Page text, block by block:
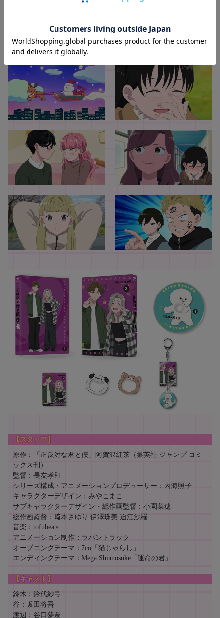
【スタッフ】
原作：「正反対な君と僕」阿賀沢紅茶（集英社 ジャンプ コミ
ックス刊）
監督：長友孝和
シリーズ構成・アニメーションプロデューサー：内海照子
キャラクターデザイン：みやこまこ
サブキャラクターデザイン・総作画監督：小園菜穂
総作画監督：﨑本さゆり 伊澤珠美 迫江沙羅
音楽：tofubeats
アニメーション制作：ラパントラック
オープニングテーマ：7co「猫じゃらし」
エンディングテーマ：Mega Shinnosuke「運命の君」
【キャスト】
鈴木：鈴代紗弓
谷：坂田将吾
渡辺：谷口夢奈